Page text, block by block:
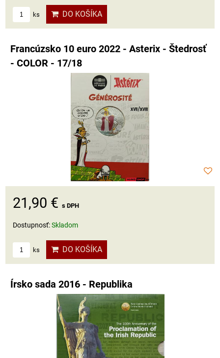
ks DO KOŠÍKA
Francúzsko 10 euro 2022 - Asterix - Štedrosť
- COLOR - 17/18
21,90 € s DPH
Dostupnosť:Skladom
ks DO KOŠÍKA
Írsko sada 2016 - Republika